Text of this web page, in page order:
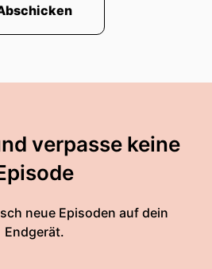
verpasse keine
neue Episoden auf dein
Endgerät.